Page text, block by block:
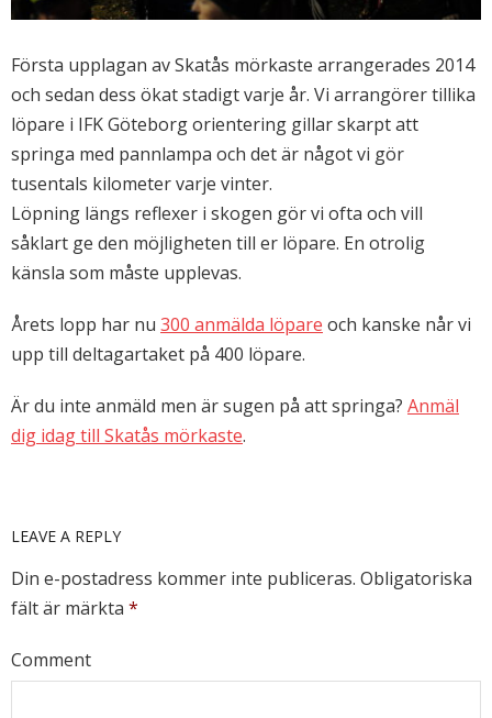
Första upplagan av Skatås mörkaste arrangerades 2014
och sedan dess ökat stadigt varje år. Vi arrangörer tillika
löpare i IFK Göteborg orientering gillar skarpt att
springa med pannlampa och det är något vi gör
tusentals kilometer varje vinter.
Löpning längs reflexer i skogen gör vi ofta och vill
såklart ge den möjligheten till er löpare. En otrolig
känsla som måste upplevas.
Årets lopp har nu 300 anmälda löpare och kanske når vi
upp till deltagartaket på 400 löpare.
Är du inte anmäld men är sugen på att springa? Anmäl
dig idag till Skatås mörkaste.
LEAVE A REPLY
Din e-postadress kommer inte publiceras. Obligatoriska
fält är märkta *
Comment